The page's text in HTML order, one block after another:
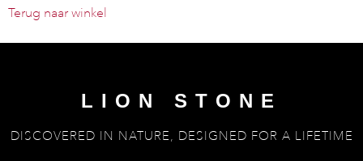
Terug naar winkel
LION STONE
DISCOVERED IN NATURE, DESIGNED FOR A LIFETIME